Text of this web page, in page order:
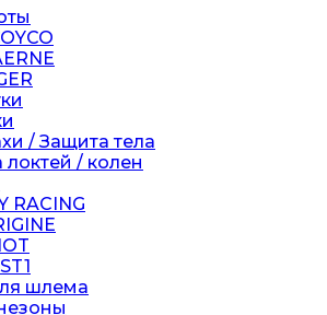
/ Защита тела
/ колен
RACING
шлема